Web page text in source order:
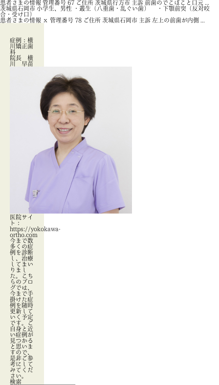
患者さまの情報 管理番号 67 ご住所 茨城県行方市 主訴 前歯のでこぼこと口元 ...
茨城県石岡市 小学生、男性 ・叢生（八重歯・乱ぐい歯） ・下顎前突（反対咬
合・受け口）
患者さまの情報 ｘ 管理番号 78 ご住所 茨城県石岡市 主訴 左上の前歯が内側 ...
症例：横
川矯正歯
科
院長 横
川 早苗
医院サイ
ト：
https://yokokawa-
ortho.com
今まで数
多くの症
例を診断
し、治療
してまい
りまし
た。こち
らのブロ
グでは、
今まで手
掛けた症
例を随時
更新して
いく予定
です。ご
自身と近
い症例が
見つかる
と思いま
すので、
是非ご参
考にして
みてくだ
さい。
検索